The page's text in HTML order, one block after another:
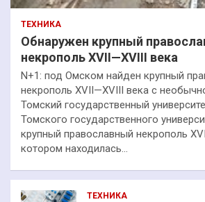
ТЕХНИКА
Обнаружен крупный
некрополь XVII—XVIII века
N+1: под Омском найден крупный
некрополь XVII—XVIII века с
Томский государственный
Томского государственного
крупный православный некрополь
котором находилась…
ТЕХНИКА